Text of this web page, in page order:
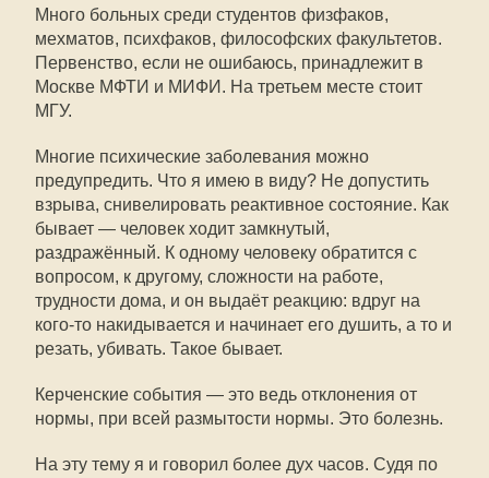
Много больных среди студентов физфаков,
мехматов, психфаков, философских факультетов.
Первенство, если не ошибаюсь, принадлежит в
Москве МФТИ и МИФИ. На третьем месте стоит
МГУ.
Многие психические заболевания можно
предупредить. Что я имею в виду? Не допустить
взрыва, снивелировать реактивное состояние. Как
бывает — человек ходит замкнутый,
раздражённый. К одному человеку обратится с
вопросом, к другому, сложности на работе,
трудности дома, и он выдаёт реакцию: вдруг на
кого-то накидывается и начинает его душить, а то и
резать, убивать. Такое бывает.
Керченские события — это ведь отклонения от
нормы, при всей размытости нормы. Это болезнь.
На эту тему я и говорил более дух часов. Судя по